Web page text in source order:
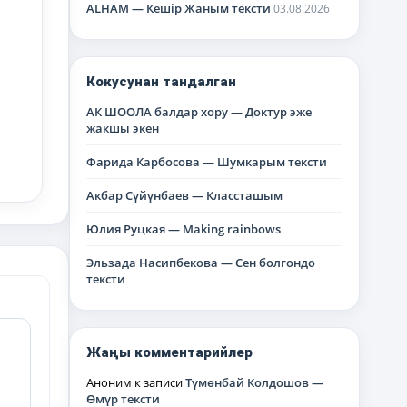
ALHAM — Кешір Жаным тексти 03.08.2026
Кокусунан тандалган
АК ШООЛА балдар хору — Доктур эже
жакшы экен
Фарида Карбосова — Шумкарым тексти
Акбар Сүйүнбаев — Классташым
Юлия Руцкая — Making rainbows
Эльзада Насипбекова — Сен болгондо
тексти
Жаңы комментарийлер
Аноним к записиТүмөнбай Колдошов —
Өмүр тексти